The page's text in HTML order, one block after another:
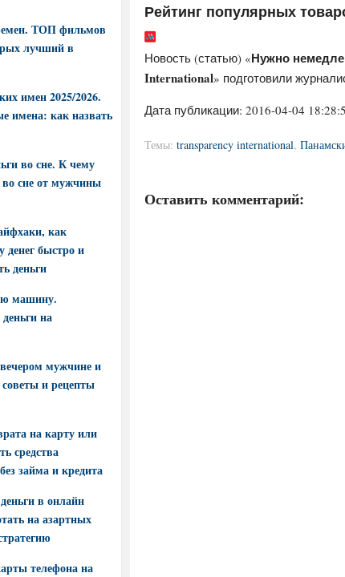
Рейтинг популярных
Новость (статью) «Нужно
International» подготовили
Дата публикации: 2016-04-04
Темы: transparency international,
Оставить комментарий:
ТОП фильмов
лучший в
имен 2025/2026.
имена: как назвать
во сне. К чему
во сне от мужчины
как
быстро и
деньги
машину.
на
мужчине и
и рецепты
на карту или
средства
займа и кредита
в онлайн
на азартных
телефона на